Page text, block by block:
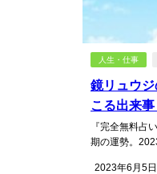
人生・仕事
鏡リュウ
こる出来
『完全無料占
期の運勢。
2023年6月5日